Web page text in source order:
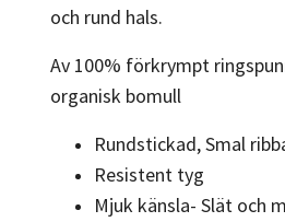
och rund hals.
Av 100% förkrympt
organisk bomull
Rundstickad, Smal
Resistent tyg
Mjuk känsla- Slät och